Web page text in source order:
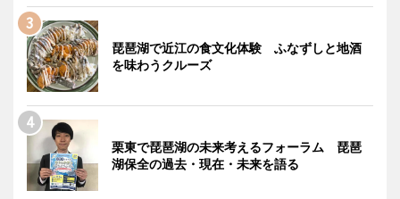
琵琶湖で近江の食文化体験 ふなずしと地酒
を味わうクルーズ
栗東で琵琶湖の未来考えるフォーラム 琵琶
湖保全の過去・現在・未来を語る